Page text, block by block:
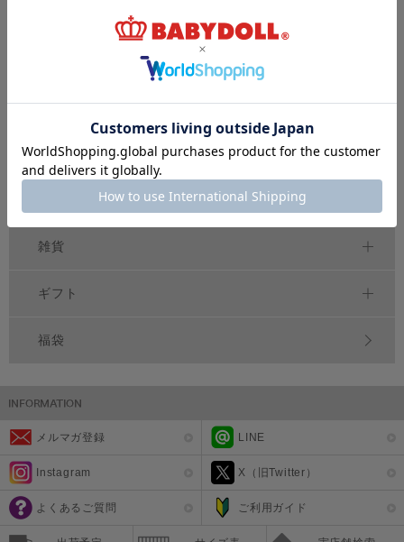
セットアップ
べビー
シーズンアイテム
雑貨
ギフト
福袋
メルマガ登録 LINE
Instagram X（旧Twitter）
よくあるご質問 ご利用ガイド